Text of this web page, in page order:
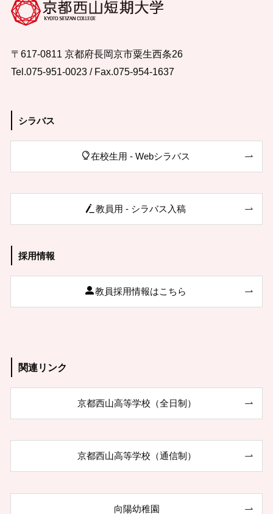
〒617-0811 京都府長岡京市粟生西条26
Tel.075-951-0023 / Fax.075-954-1637
シラバス
在校生用 - Webシラバス
教員用 - シラバス入稿
採用情報
教員採用情報はこちら
関連リンク
京都西山高等学校（全日制）
京都西山高等学校（通信制）
向陽幼稚園